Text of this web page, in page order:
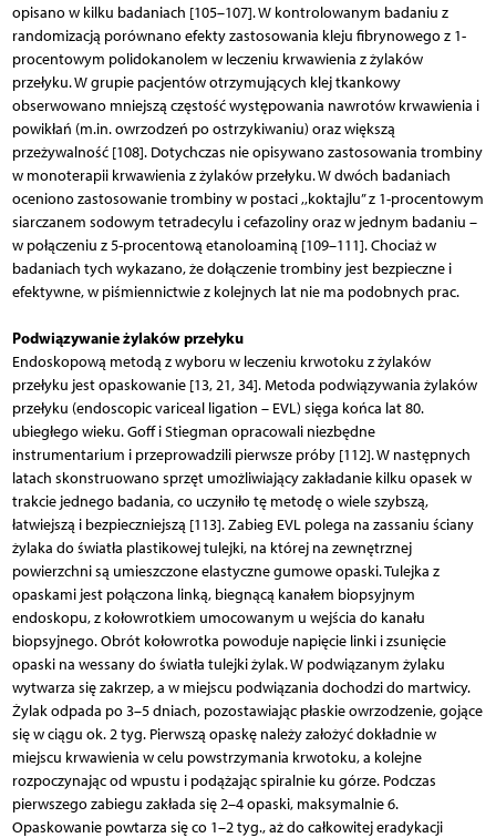
opisano w kilku badaniach [105–107]. W kontrolowanym badaniu z
randomizacją porównano efekty zastosowania kleju fibrynowego z 1-
procentowym polidokanolem w leczeniu krwawienia z żylaków
przełyku. W grupie pacjentów otrzymujących klej tkankowy
obserwowano mniejszą częstość występowania nawrotów krwawienia i
powikłań (m.in. owrzodzeń po ostrzykiwaniu) oraz większą
przeżywalność [108]. Dotychczas nie opisywano zastosowania trombiny
w monoterapii krwawienia z żylaków przełyku. W dwóch badaniach
oceniono zastosowanie trombiny w postaci ,,koktajlu” z 1-procentowym
siarczanem sodowym tetradecylu i cefazoliny oraz w jednym badaniu –
w połączeniu z 5-procentową etanoloaminą [109–111]. Chociaż w
badaniach tych wykazano, że dołączenie trombiny jest bezpieczne i
efektywne, w piśmiennictwie z kolejnych lat nie ma podobnych prac.
Podwiązywanie żylaków przełyku
Endoskopową metodą z wyboru w leczeniu krwotoku z żylaków
przełyku jest opaskowanie [13, 21, 34]. Metoda podwiązywania żylaków
przełyku (endoscopic variceal ligation – EVL) sięga końca lat 80.
ubiegłego wieku. Goff i Stiegman opracowali niezbędne
instrumentarium i przeprowadzili pierwsze próby [112]. W następnych
latach skonstruowano sprzęt umożliwiający zakładanie kilku opasek w
trakcie jednego badania, co uczyniło tę metodę o wiele szybszą,
łatwiejszą i bezpieczniejszą [113]. Zabieg EVL polega na zassaniu ściany
żylaka do światła plastikowej tulejki, na której na zewnętrznej
powierzchni są umieszczone elastyczne gumowe opaski. Tulejka z
opaskami jest połączona linką, biegnącą kanałem biopsyjnym
endoskopu, z kołowrotkiem umocowanym u wejścia do kanału
biopsyjnego. Obrót kołowrotka powoduje napięcie linki i zsunięcie
opaski na wessany do światła tulejki żylak. W podwiązanym żylaku
wytwarza się zakrzep, a w miejscu podwiązania dochodzi do martwicy.
Żylak odpada po 3–5 dniach, pozostawiając płaskie owrzodzenie, gojące
się w ciągu ok. 2 tyg. Pierwszą opaskę należy założyć dokładnie w
miejscu krwawienia w celu powstrzymania krwotoku, a kolejne
rozpoczynając od wpustu i podążając spiralnie ku górze. Podczas
pierwszego zabiegu zakłada się 2–4 opaski, maksymalnie 6.
Opaskowanie powtarza się co 1–2 tyg., aż do całkowitej eradykacji